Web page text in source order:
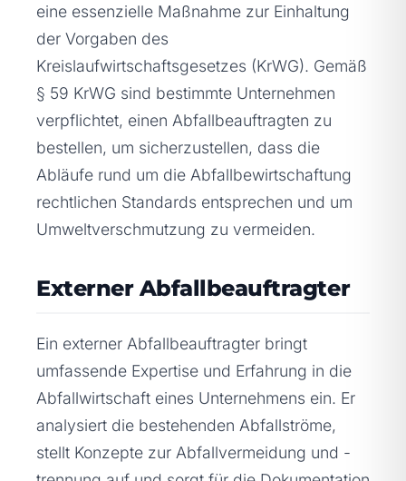
eine essenzielle Maßnahme zur Einhaltung
der Vorgaben des
Kreislaufwirtschaftsgesetzes (KrWG). Gemäß
§ 59 KrWG sind bestimmte Unternehmen
verpflichtet, einen Abfallbeauftragten zu
bestellen, um sicherzustellen, dass die
Abläufe rund um die Abfallbewirtschaftung
rechtlichen Standards entsprechen und um
Umweltverschmutzung zu vermeiden.
Externer Abfallbeauftragter
Ein externer Abfallbeauftragter bringt
umfassende Expertise und Erfahrung in die
Abfallwirtschaft eines Unternehmens ein. Er
analysiert die bestehenden Abfallströme,
stellt Konzepte zur Abfallvermeidung und -